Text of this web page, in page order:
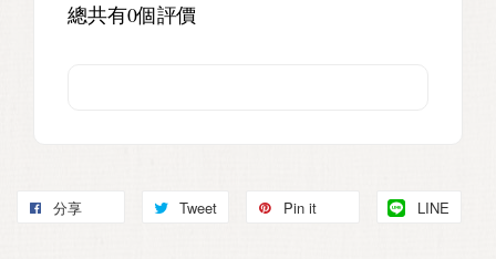
總共有0個評價
分享 Tweet Pin it LINE